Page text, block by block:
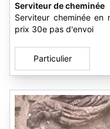
Serviteur de cheminée
Serviteur cheminée
prix 30e pas d'envoi
Particulier